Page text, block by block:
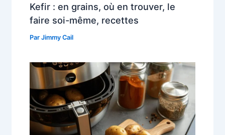
Kefir : en grains, où en trouver, le
faire soi-même, recettes
ParJimmy Cail